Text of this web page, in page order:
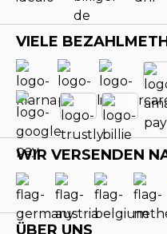
VIELE
WIR VERSENDEN
ÜBER UNS